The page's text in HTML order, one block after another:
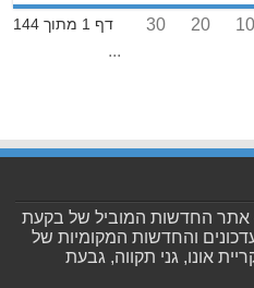
דף 1 מתוך 144 10
20
30
...
– אתר החדשות המוביל של בקעת
והחדשות המקומיות של
אונו, גני תקווה, גבעת